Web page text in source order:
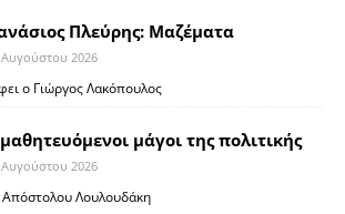
Πλεύρης: Μαζέματα
2026
ο Γιώργος Λακόπουλος
μάγοι της πολιτικής
2026
Λουλουδάκη